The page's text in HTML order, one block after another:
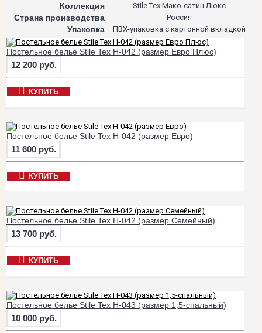
Коллекция Stile Tex Мако-сатин Люкс
Страна производства Россия
Упаковка ПВХ-упаковка с картонной вкладкой
Постельное белье Stile Tex H-042 (размер Евро Плюс)
12 200 руб.
КУПИТЬ
Постельное белье Stile Tex H-042 (размер Евро)
11 600 руб.
КУПИТЬ
Постельное белье Stile Tex H-042 (размер Семейный)
13 700 руб.
КУПИТЬ
Постельное белье Stile Tex H-043 (размер 1,5-спальный)
10 000 руб.